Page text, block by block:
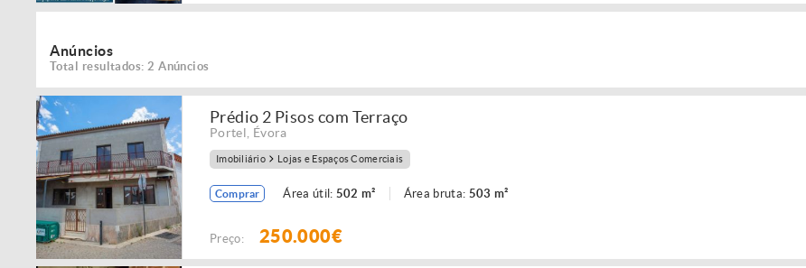
Anúncios
Total resultados: 2 Anúncios
Prédio 2 Pisos com Terraço
Portel Évora
Imobiliário Lojas e Espaços Comerciais
Comprar Área útil: 502 m² Área bruta: 503 m²
Preço: 250.000€